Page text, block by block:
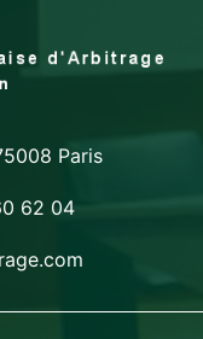
Paris
62 04